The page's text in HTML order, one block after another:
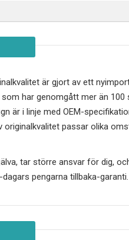
är gjort av ett
har genomgått mer än 100
är i linje med OEM-
passar olika
tar större ansvar för dig,
pengarna tillbaka-